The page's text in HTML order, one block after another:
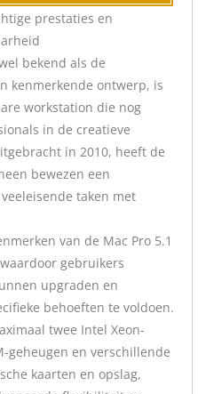
prestaties en
bekend als de
kenmerkende ontwerp, is
workstation die nog
in de creatieve
in 2010, heeft de
bewezen een
taken met
van de Mac Pro 5.1
gebruikers
upgraden en
behoeften te voldoen.
twee Intel Xeon-
geheugen en verschillende
kaarten en opslag,